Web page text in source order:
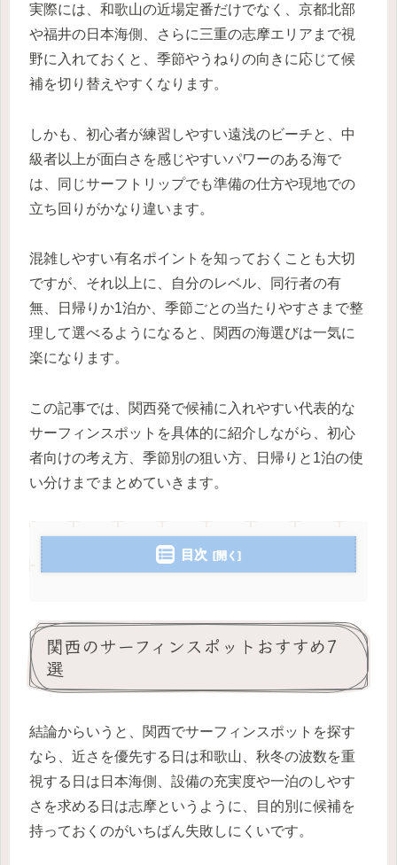
実際には、和歌山の近場定番だけでなく、京都北部
や福井の日本海側、さらに三重の志摩エリアまで視
野に入れておくと、季節やうねりの向きに応じて候
補を切り替えやすくなります。
しかも、初心者が練習しやすい遠浅のビーチと、中
級者以上が面白さを感じやすいパワーのある海で
は、同じサーフトリップでも準備の仕方や現地での
立ち回りがかなり違います。
混雑しやすい有名ポイントを知っておくことも大切
ですが、それ以上に、自分のレベル、同行者の有
無、日帰りか1泊か、季節ごとの当たりやすさまで整
理して選べるようになると、関西の海選びは一気に
楽になります。
この記事では、関西発で候補に入れやすい代表的な
サーフィンスポットを具体的に紹介しながら、初心
者向けの考え方、季節別の狙い方、日帰りと1泊の使
い分けまでまとめていきます。
目次
関西のサーフィンスポットおすすめ7
選
結論からいうと、関西でサーフィンスポットを探す
なら、近さを優先する日は和歌山、秋冬の波数を重
視する日は日本海側、設備の充実度や一泊のしやす
さを求める日は志摩というように、目的別に候補を
持っておくのがいちばん失敗しにくいです。